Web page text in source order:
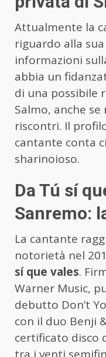
Attualmente la
riguardo alla
informazioni
abbia un
di una possibile
Salmo, anche
riscontri. Il
cantante conta
sharinoioso.
Da Tú sí
Sanremo:
La cantante
notorietà nel
sí que vales.
Warner Music,
debutto Don’t
con il duo Benji
certificato disco
tra i venti